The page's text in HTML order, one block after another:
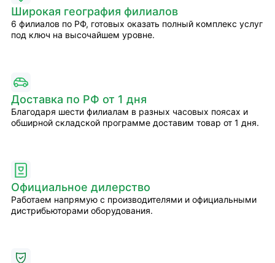
Широкая география филиалов
6 филиалов по РФ, готовых оказать полный комплекс услуг
под ключ на высочайшем уровне.
Доставка по РФ от 1 дня
Благодаря шести филиалам в разных часовых поясах и
обширной складской программе доставим товар от 1 дня.
Официальное дилерство
Работаем напрямую с производителями и официальными
дистрибьюторами оборудования.